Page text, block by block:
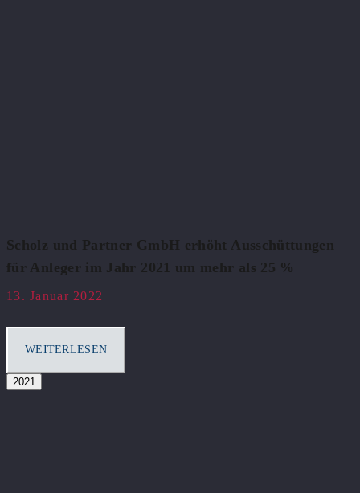
Scholz und Partner GmbH erhöht Ausschüttungen
für Anleger im Jahr 2021 um mehr als 25 %
13. Januar 2022
WEITERLESEN
2021